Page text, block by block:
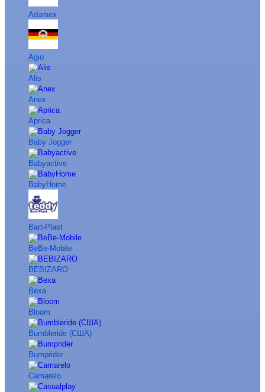
Adamex
Agio
Alis
Anex
Aprica
Baby Jogger
Babyactive
BabyHome
Bart-Plast
BeBe-Mobile
BEBIZARO
Bexa
Bloom
Bumbleride (США)
Bumprider
Camarelo